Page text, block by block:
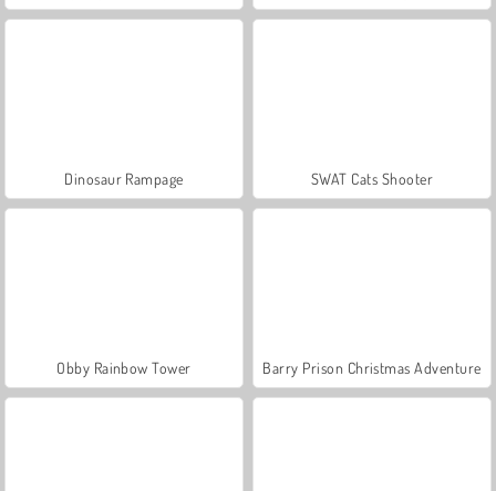
Dinosaur Rampage SWAT Cats Shooter
Obby Rainbow Tower Barry Prison Christmas Adventure